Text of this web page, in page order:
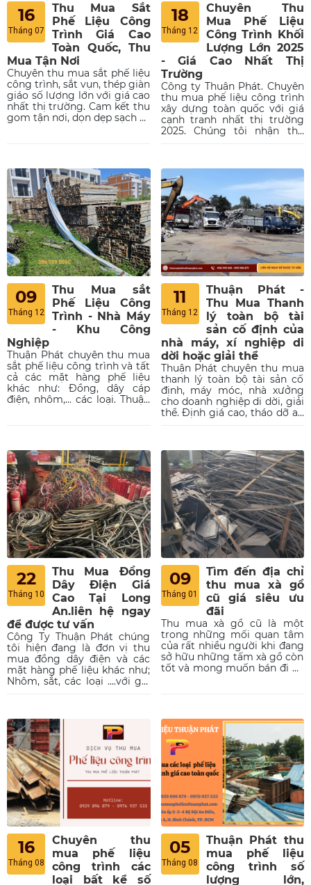
16
Tháng 07
Thu Mua Sắt
Phế Liệu Công
Trình Giá Cao
Toàn Quốc, Thu
Mua Tận Nơi
Chuyên thu mua sắt phế liệu
công trình, sắt vụn, thép giàn
giáo số lượng lớn với giá cao
nhất thị trường. Cam kết thu
gom tận nơi, dọn dẹp sạch sẽ
18
Tháng 12
Chuyên Thu
Mua Phế Liệu
Công Trình Khối
Lượng Lớn 2025
- Giá Cao Nhất Thị
Trường
Công ty Thuận Phát. Chuyên
thu mua phế liệu công trình
xây dựng toàn quốc với giá
cạnh tranh nhất thị trường
2025. Chúng tôi nhận thu
09
Tháng 12
Thu Mua sắt
Phế Liệu Công
Trình - Nhà Máy
- Khu Công
Nghiệp
Thuận Phát chuyên thu mua
sắt phế liệu công trình và tất
cả các mặt hàng phế liệu
khác như: Đồng, dây cáp
điện, nhôm,... các loại. Thuận
11
Tháng 12
Thuận Phát -
Thu Mua Thanh
lý toàn bộ tài
sản cố định của
nhà máy, xí nghiệp di
dời hoặc giải thể
Thuận Phát chuyên thu mua
thanh lý toàn bộ tài sản cố
định, máy móc, nhà xưởng
cho doanh nghiệp di dời, giải
thể. Định giá cao, tháo dỡ an
22
Tháng 10
Thu Mua Đồng
Dây Điện Giá
Cao Tại Long
An.liên hệ ngay
để được tư vấn
Công Ty Thuận Phát chúng
tôi hiện đang là đơn vị thu
mua đồng dây điện và các
mặt hàng phế liệu khác như;
Nhôm, sắt, các loại ....với giá
09
Tháng 01
Tìm đến địa chỉ
thu mua xà gồ
cũ giá siêu ưu
đãi
Thu mua xà gồ cũ là một
trong những mối quan tâm
của rất nhiều người khi đang
sở hữu những tấm xà gồ còn
tốt và mong muốn bán đi để
16
Tháng 08
Chuyên thu
mua phế liệu
công trình các
loại bất kể số
05
Tháng 08
Thuận Phát thu
mua phế liệu
công trình số
lượng lớn,